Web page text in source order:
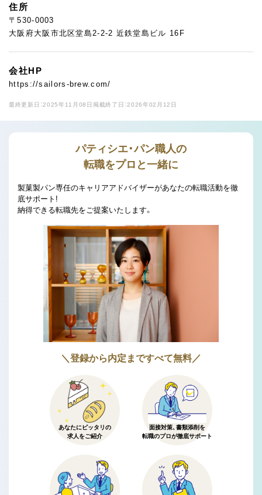
住所
〒530-0003
大阪府大阪市北区堂島2-2-2 近鉄堂島ビル 16F
会社HP
https://sailors-brew.com/
最終更新日：2025年11月08日 掲載終了日：2026年02月12日
パティシエ・パン職人の
転職をプロと一緒に
製菓製パン専任のキャリアアドバイザーがあなたの転職活動を徹
底サポート!
納得できる転職先をご提案いたします。
＼登録から内定まですべて無料／
あなたにピッタリの
求人をご紹介
面接対策、書類添削を
転職のプロが徹底サポート